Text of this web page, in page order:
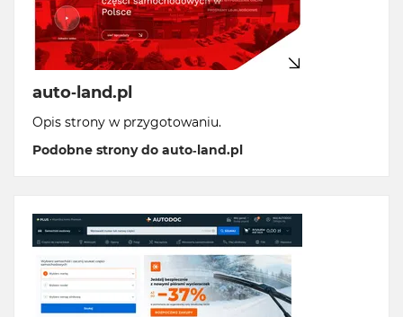
auto-land.pl
Opis strony w przygotowaniu.
Podobne strony do auto-land.pl